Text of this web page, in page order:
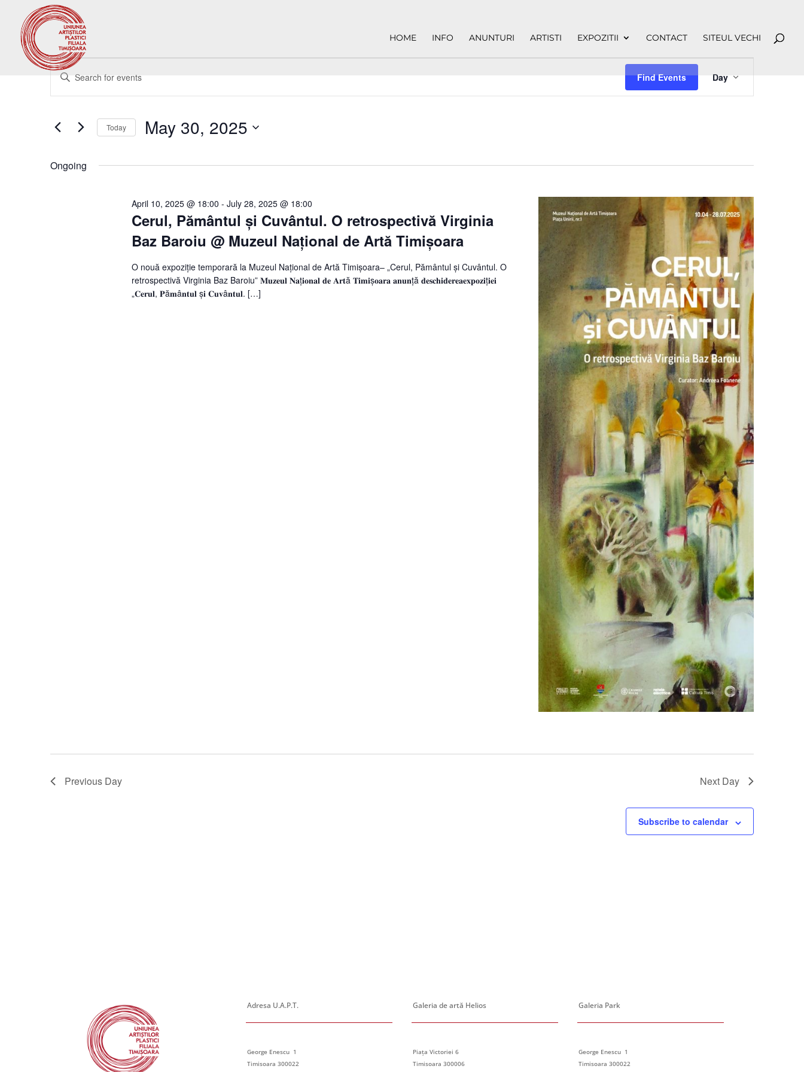
HOME INFO ANUNTURI ARTISTI EXPOZITII CONTACT SITEUL VECHI
Events
for
May
30,
2025
Events
Search
and
Navigation
Enter
Keyword.
Search
Events
Find Events Views
Navigation
Day
Today May 30, 2025
Ongoing
Cerul, Pământul și Cuvântul. O retrospectivă Virginia
Baz Baroiu @ Muzeul Național de Artă Timișoara
April 10, 2025 @ 18:00 - July 28, 2025 @ 18:00
O nouă expoziție temporară la Muzeul Național de Artă Timișoara– „Cerul, Pământul și Cuvântul. O
retrospectivă Virginia Baz Baroiu” 𝐌𝐮𝐳𝐞𝐮𝐥 𝐍𝐚ț𝐢𝐨𝐧𝐚𝐥 𝐝𝐞 𝐀𝐫𝐭ă 𝐓𝐢𝐦𝐢ș𝐨𝐚𝐫𝐚 𝐚𝐧𝐮𝐧ță 𝐝𝐞𝐬𝐜𝐡𝐢𝐝𝐞𝐫𝐞𝐚𝐞𝐱𝐩𝐨𝐳𝐢ț𝐢𝐞𝐢
„𝐂𝐞𝐫𝐮𝐥, 𝐏ă𝐦â𝐧𝐭𝐮𝐥 ș𝐢 𝐂𝐮𝐯â𝐧𝐭𝐮𝐥. […]
Previous Day Next Day
Subscribe to calendar
Adresa U.A.P.T.
George Enescu 1
Timisoara 300022
Galeria de artă Helios
Piața Victoriei 6
Timisoara 300006
Galeria Park
George Enescu 1
Timisoara 300022